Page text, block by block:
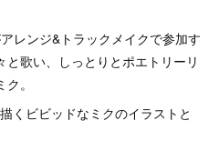
レンジ&トラックメイクで参加す
歌い、しっとりとポエトリーリ
。
くビビッドなミクのイラストと